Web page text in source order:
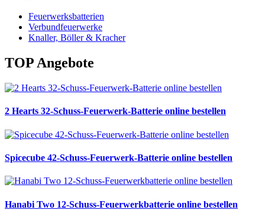
Feuerwerksbatterien
Verbundfeuerwerke
Knaller, Böller & Kracher
TOP Angebote
2 Hearts 32-Schuss-Feuerwerk-Batterie online bestellen
Spicecube 42-Schuss-Feuerwerk-Batterie online bestellen
Hanabi Two 12-Schuss-Feuerwerkbatterie online bestellen